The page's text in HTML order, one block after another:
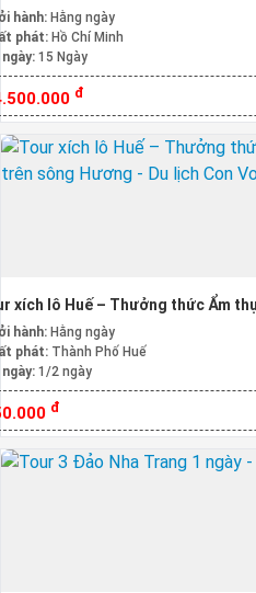
hành: Hằng ngày
phát: Hồ Chí Minh
15 Ngày
đ
xích lô Huế – Thưởng thức Ẩm
hành: Hằng ngày
phát: Thành Phố Huế
1/2 ngày
đ